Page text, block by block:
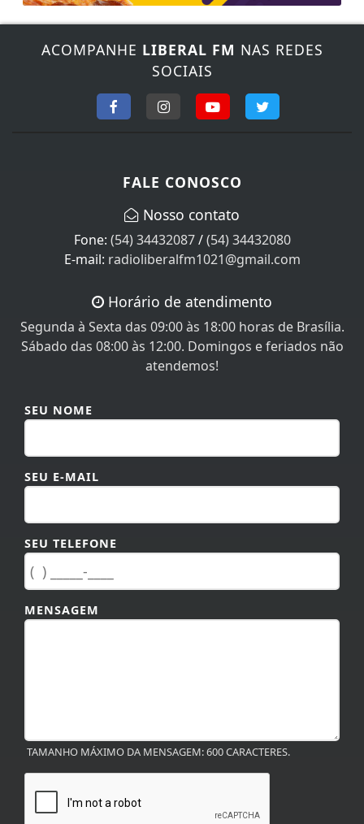
ACOMPANHE LIBERAL FM NAS REDES
SOCIAIS
FALE CONOSCO
Nosso contato
Fone: (54) 34432087/(54) 34432080
E-mail: radioliberalfm1021@gmail.com
Horário de atendimento
Segunda à Sexta das 09:00 às 18:00 horas de Brasília.
Sábado das 08:00 às 12:00. Domingos e feriados não
atendemos!
SEU NOME
SEU E-MAIL
SEU TELEFONE
MENSAGEM
TAMANHO MÁXIMO DA MENSAGEM: 600 CARACTERES.